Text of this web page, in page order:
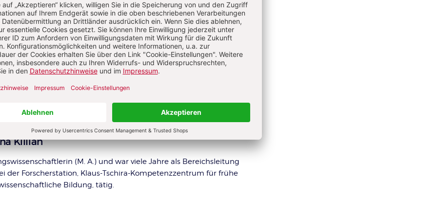
Abo testen
Killian
(M. A.) und war viele Jahre als Bereichsleitung
der Forscherstation, Klaus-Tschira-Kompetenzzentrum für frühe
Bildung, tätig.